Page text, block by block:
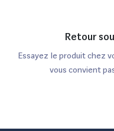
Retour
Essayez le produit chez
vous convient